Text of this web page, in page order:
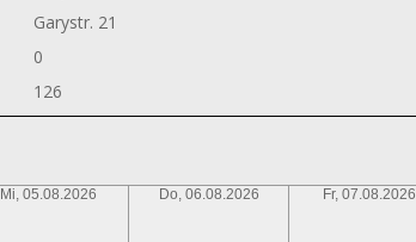
Garystr. 21
0
126
Mi, 05.08.2026 Do, 06.08.2026 Fr, 07.08.2026